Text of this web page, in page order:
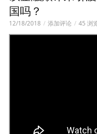
国吗？
12/18/2018 添加评论 45 浏